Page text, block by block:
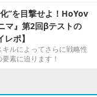
”を目撃せよ！HoYov
マ』第2回βテストの
ポ】
ルによってさらに戦略性
素に迫ります！